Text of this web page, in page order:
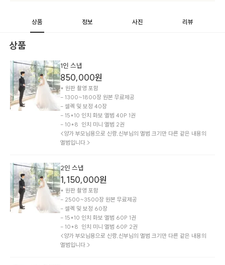
상품 정보 사진 리뷰
상품
1인 스냅
850,000원
* 원판 촬영 포함
- 1300~1800장 원본 무료제공
- 셀렉 및 보정 40장
- 15*10 인치 화보 앨범 40P 1권
- 10*8  인치 미니 앨범 2권
<양가 부모님용으로 신랑,신부님의 앨범 크기만 다른 같은 내용의
앨범입니다.>
2인 스냅
1,150,000원
* 원판 촬영 포함
- 2500~3500장 원본 무료제공
- 셀렉 및 보정 60장
- 15*10 인치 화보 앨범 60P 1권
- 10*8  인치 미니 앨범 60P 2권
<양가 부모님용으로 신랑,신부님의 앨범 크기만 다른 같은 내용의
앨범입니다.>